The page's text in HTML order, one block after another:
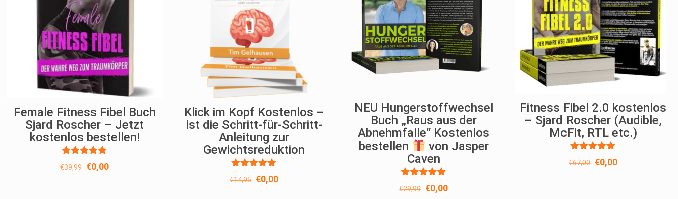
Female Fitness Fibel Buch
Sjard Roscher – Jetzt
kostenlos bestellen!
Bewertet
mit
€39,99 Ursprünglicher
€0,00Aktueller
Klick im Kopf Kostenlos –
ist die Schritt-für-Schritt-
Anleitung zur
Gewichtsreduktion
Bewertet
mit
€14,95 Ursprünglicher
€0,00Aktueller
NEU Hungerstoffwechsel
Buch „Raus aus der
Abnehmfalle“ Kostenlos
bestellen
von Jasper
Caven
Bewertet
mit
€29,99 Ursprünglicher
€0,00Aktueller
Fitness Fibel 2.0 kostenlos
– Sjard Roscher (Audible,
McFit, RTL etc.)
Bewertet
mit
€67,00 Ursprünglicher
€0,00Aktueller